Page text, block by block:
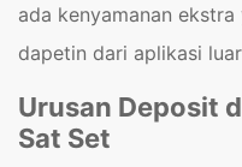
ada kenyamanan
dapetin dari aplikasi
Urusan Deposit
Sat Set